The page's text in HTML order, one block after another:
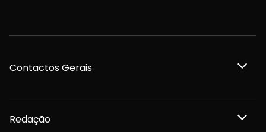
Contactos Gerais
Redação